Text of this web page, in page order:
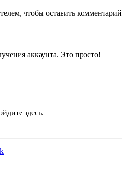
чтобы оставить комментарий
аккаунта. Это просто!
здесь.